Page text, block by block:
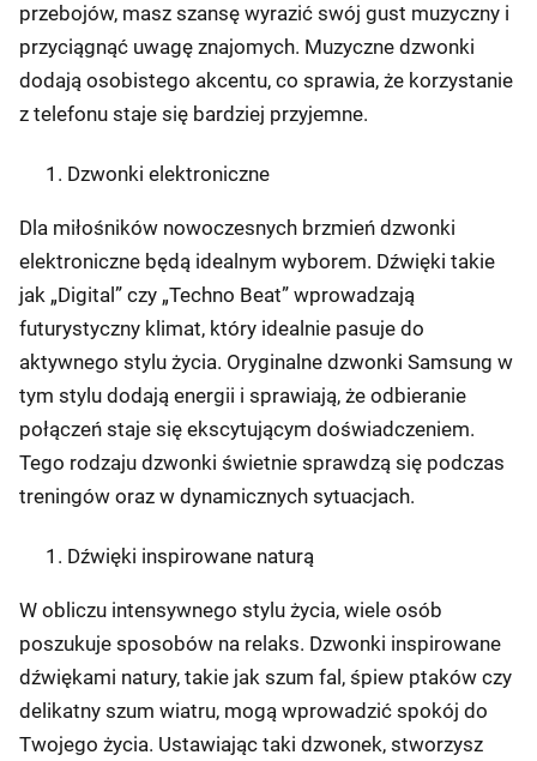
przebojów, masz szansę wyrazić swój gust muzyczny i
przyciągnąć uwagę znajomych. Muzyczne dzwonki
dodają osobistego akcentu, co sprawia, że korzystanie
z telefonu staje się bardziej przyjemne.
Dzwonki elektroniczne
Dla miłośników nowoczesnych brzmień dzwonki
elektroniczne będą idealnym wyborem. Dźwięki takie
jak „Digital” czy „Techno Beat” wprowadzają
futurystyczny klimat, który idealnie pasuje do
aktywnego stylu życia. Oryginalne dzwonki Samsung w
tym stylu dodają energii i sprawiają, że odbieranie
połączeń staje się ekscytującym doświadczeniem.
Tego rodzaju dzwonki świetnie sprawdzą się podczas
treningów oraz w dynamicznych sytuacjach.
Dźwięki inspirowane naturą
W obliczu intensywnego stylu życia, wiele osób
poszukuje sposobów na relaks. Dzwonki inspirowane
dźwiękami natury, takie jak szum fal, śpiew ptaków czy
delikatny szum wiatru, mogą wprowadzić spokój do
Twojego życia. Ustawiając taki dzwonek, stworzysz